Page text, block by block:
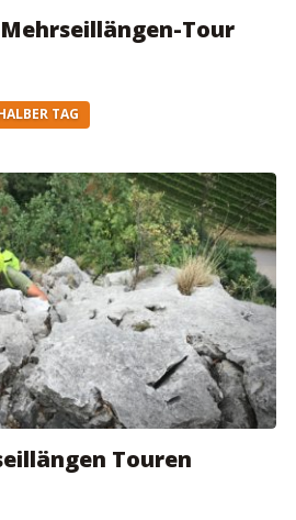
Tour
TAG
Touren